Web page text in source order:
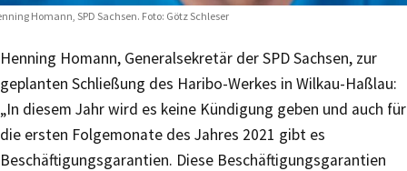
Homann, SPD Sachsen. Foto: Götz Schleser
Henning Homann, Generalsekretär der SPD Sachsen, zur
geplanten Schließung des Haribo-Werkes in Wilkau-Haßlau:
„In diesem Jahr wird es keine Kündigung geben und auch für
die ersten Folgemonate des Jahres 2021 gibt es
Beschäftigungsgarantien. Diese Beschäftigungsgarantien